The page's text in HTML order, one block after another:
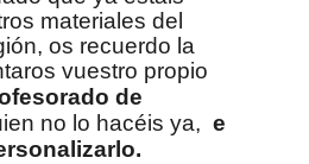
materiales del
os recuerdo la
vuestro propio
de
no lo hacéis ya, e